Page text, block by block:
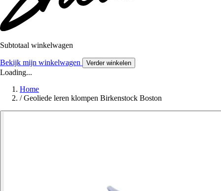
Subtotaal winkelwagen
Bekijk mijn winkelwagen Verder winkelen
Loading...
Home
/ Geoliede leren klompen Birkenstock Boston